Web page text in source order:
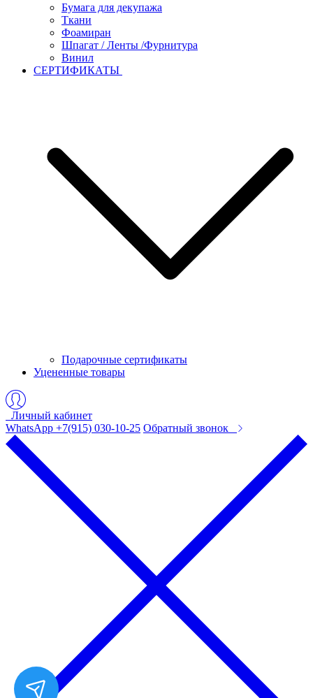
Бумага для декупажа
Ткани
Фоамиран
Шпагат / Ленты /Фурнитура
Винил
СЕРТИФИКАТЫ
Подарочные сертификаты
Уцененные товары
Личный кабинет
WhatsApp +7(915) 030-10-25 Обратный звонок